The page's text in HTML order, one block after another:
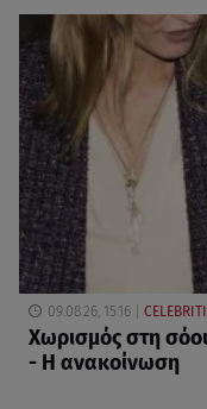
09.08.26, 15:16
Χωρισμός στη
- Η ανακοίνωση